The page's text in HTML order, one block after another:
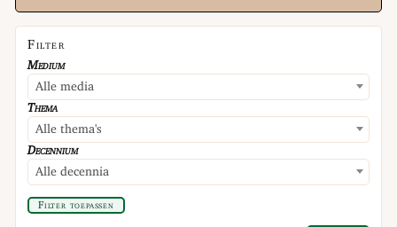
Filter
Medium
Alle media
Thema
Alle thema's
Decennium
Alle decennia
Filter toepassen